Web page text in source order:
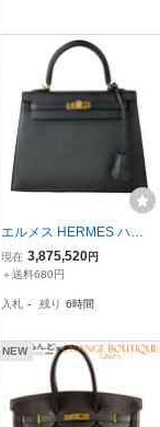
エルメス HERMES ハン
ドバッグ 038416CC-89
ケリー25 黒 外縫い/ゴー
現在 3,875,520円
＋送料680円
入札 - 残り 6時間
NEW